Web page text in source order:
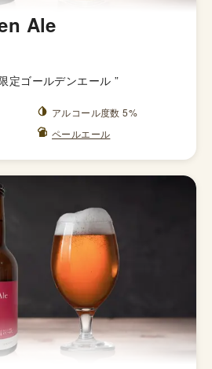
Ale
定ゴールデンエール ”
アルコール度数 5%
ペールエール